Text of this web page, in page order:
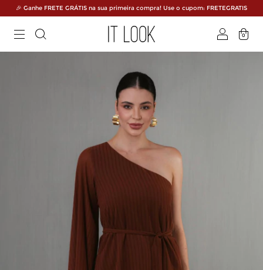
🎉 Ganhe FRETE GRÁTIS na sua primeira compra! Use o cupom: FRETEGRATIS
0